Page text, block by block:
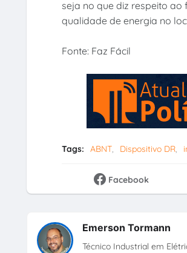
seja no que diz respeito
qualidade de energia no
Fonte: Faz Fácil
Tags: ABNT Dispositivo DR
Facebook
Emerson Tormann
Técnico Industrial em